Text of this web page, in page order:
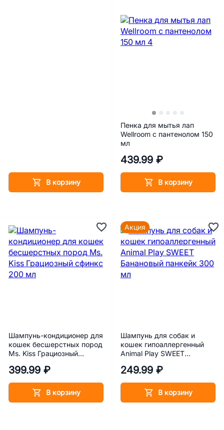
В корзину
Пенка для мытья лап
Wellroom с пантенолом 150
мл
439.99 ₽
В корзину
Шампунь-кондиционер для
кошек бесшерстных пород
Ms. Kiss Грациозный
399.99 ₽
В корзину
Шампунь для собак и
кошек гипоаллергенный
Animal Play SWEET
249.99 ₽
В корзину
Акция